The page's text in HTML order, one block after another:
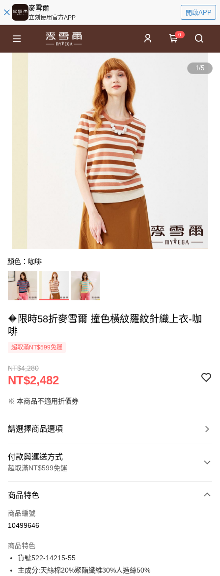
麥雪爾
立刻使用官方APP
開啟APP
0
1/5
顏色：咖啡
🔶限時58折麥雪爾 撞色橫紋羅紋針織上衣-咖
啡
超取滿NT$599免運
NT$4,280
NT$2,482
※ 本商品不適用折價券
請選擇商品選項
付款與運送方式
超取滿NT$599免運
信用卡一次付款
信用卡分期付款
合作金庫商業銀行
華南商業銀行
上海商業儲蓄銀行
台北富邦商業銀行
超商取貨付款
LINE Pay
商品特色
商品編號
10499646
商品特色
貨號522-14215-55
主成分:天絲棉20%聚酯纖維30%人造絲50%